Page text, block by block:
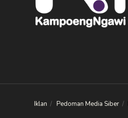
Iklan Pedoman Media Siber